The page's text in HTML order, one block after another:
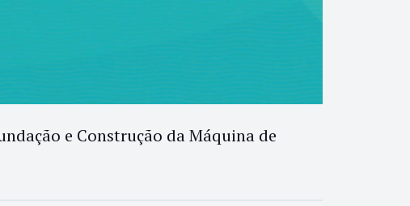
e Construção da Máquina de